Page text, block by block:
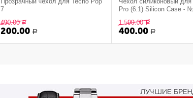
7
490.00 Р
200.00 Р
Pro (6.1) Silicon Сase -
1 590.00 Р
400.00 Р